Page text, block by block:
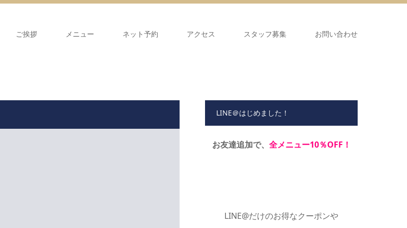
ご挨拶 メニュー ネット予約 アクセス スタッフ募集 お問い合わせ
LINE＠はじめました！
お友達追加で、 全メニュー10％OFF！
LINE@だけのお得なクーポンや